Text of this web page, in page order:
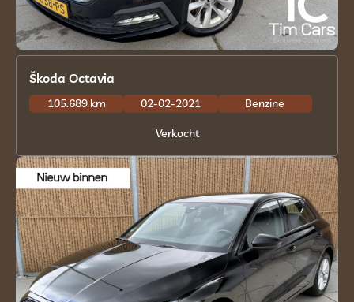
Škoda Octavia
105.689 km 02-02-2021 Benzine
Verkocht